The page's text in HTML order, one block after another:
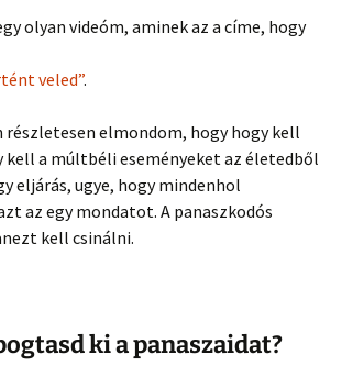
olyan videóm, aminek az a címe, hogy
veled”.
részletesen elmondom, hogy hogy kell
a múltbéli eseményeket az életedből
eljárás, ugye, hogy mindenhol
az egy mondatot. A panaszkodós
kell csinálni.
ki a panaszaidat?